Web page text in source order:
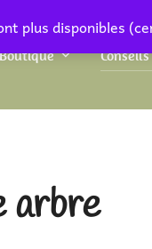
plus disponibles
Boutique
arbre